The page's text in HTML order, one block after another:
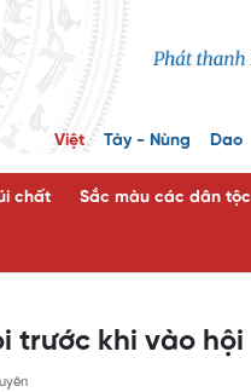
Việt Tày - Nùng Dao
chất Sắc màu các dân tộc
trước khi vào hội